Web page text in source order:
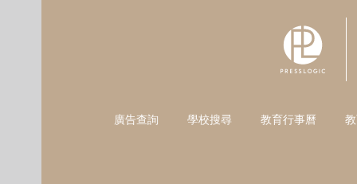
廣告查詢 學校搜尋 教育行事曆